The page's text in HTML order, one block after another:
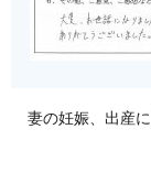
妻の妊娠、出産